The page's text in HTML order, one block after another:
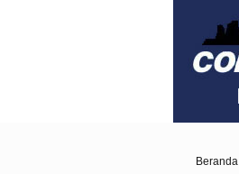
Beranda